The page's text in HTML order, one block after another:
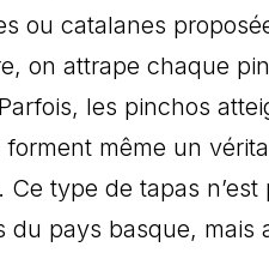
ou catalanes
on attrape chaque
Parfois, les pinchos
même un
type de tapas n’est
du pays basque, mais